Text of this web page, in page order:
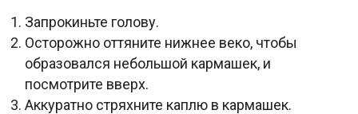
Запрокиньте голову.
Осторожно оттяните нижнее веко, чтобы
образовался небольшой кармашек, и
посмотрите вверх.
Аккуратно стряхните каплю в кармашек.